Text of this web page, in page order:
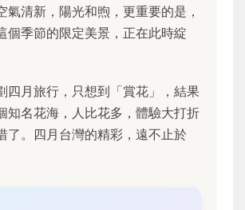
氣清新，陽光和煦，更重要的是，
個季節的限定美景，正在此時綻
四月旅行，只想到「賞花」，結果
知名花海，人比花多，體驗大打折
了。四月台灣的精彩，遠不止於